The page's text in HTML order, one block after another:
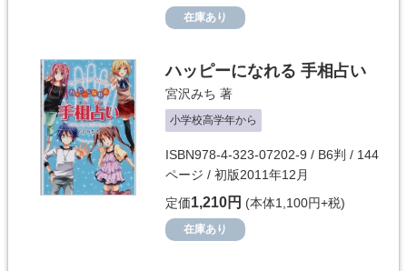
在庫あり
ハッピーになれる 手相占い
宮沢みち 著
小学校高学年から
ISBN978-4-323-07202-9 / B6判 / 144
ページ / 初版2011年12月
定価1,210円 (本体1,100円+税)
在庫あり